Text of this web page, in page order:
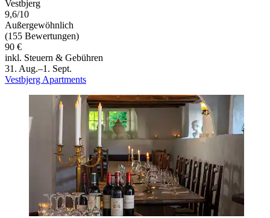
Vestbjerg
9,6/10
Außergewöhnlich
(155 Bewertungen)
90 €
inkl. Steuern & Gebühren
31. Aug.–1. Sept.
Vestbjerg Apartments